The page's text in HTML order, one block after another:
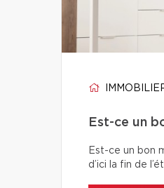
Est-ce un
Est-ce un bon
d’ici la fin de